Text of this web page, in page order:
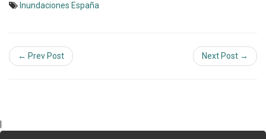
Inundaciones España
← Prev Post Next Post →